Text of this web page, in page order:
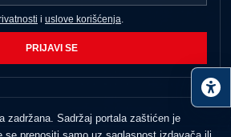
i uslove korišćenja.
PRIJAVI SE
zadržana. Sadržaj portala zaštićen je